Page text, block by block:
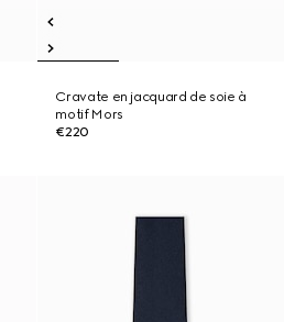
Cravate en jacquard de soie à
motif Mors
€220